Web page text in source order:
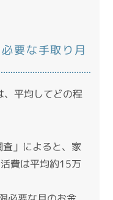
要な手取り月
、平均してどの程
」 によると、家
費は平均約15万